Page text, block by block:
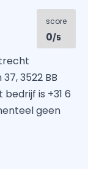
score
0/5
3522 BB
is +31 6
geen